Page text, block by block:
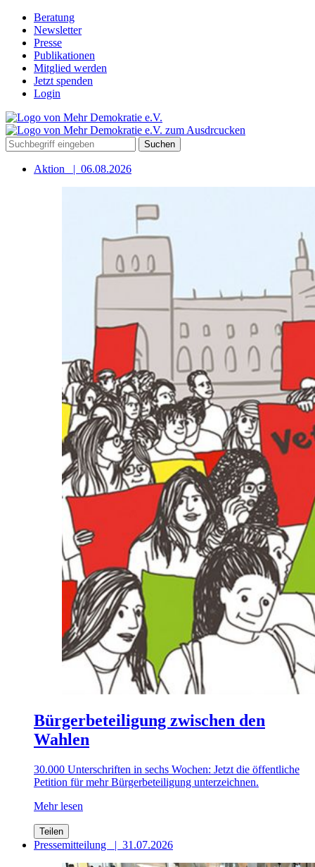
Beratung
Newsletter
Presse
Publikationen
Mitglied werden
Jetzt spenden
Login
Suchen
Aktion | 06.08.2026
Bürgerbeteiligung zwischen den
Wahlen
30.000 Unterschriften in sechs Wochen: Jetzt die öffentliche
Petition für mehr Bürgerbeteiligung unterzeichnen.
Mehr lesen
Teilen
Pressemitteilung | 31.07.2026